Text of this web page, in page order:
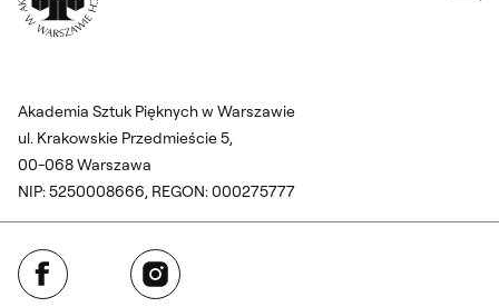
Akademia Sztuk Pięknych w Warszawie
ul. Krakowskie Przedmieście 5,
00-068 Warszawa
NIP: 5250008666, REGON: 000275777
Facebook Instagram